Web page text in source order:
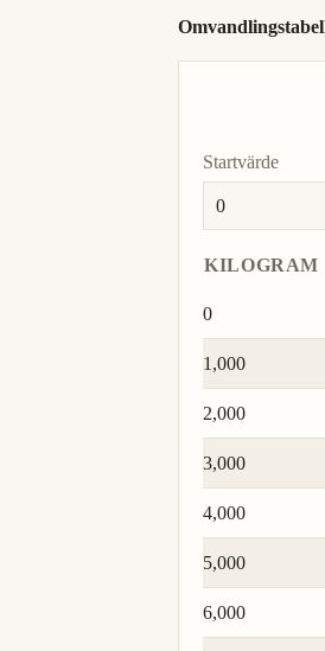
Startvärde
KILOGRAM
0
1,000
2,000
3,000
4,000
5,000
6,000